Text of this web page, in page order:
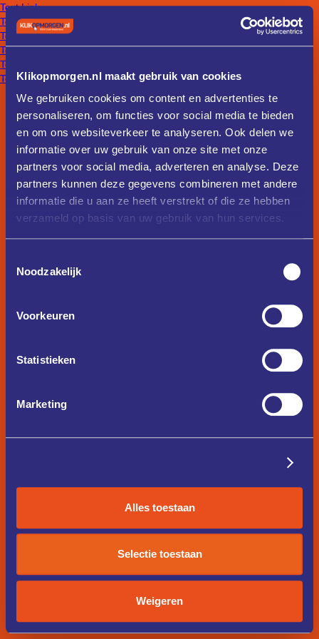
Klikopmorgen.nl maakt gebruik van cookies
We gebruiken cookies om content en advertenties te
personaliseren, om functies voor social media te bieden
en om ons websiteverkeer te analyseren. Ook delen we
informatie over uw gebruik van onze site met onze
partners voor social media, adverteren en analyse. Deze
partners kunnen deze gegevens combineren met andere
informatie die u aan ze heeft verstrekt of die ze hebben
verzameld op basis van uw gebruik van hun services.
Noodzakelijk
Voorkeuren
Statistieken
Marketing
Alles toestaan
Selectie toestaan
Weigeren
Text Link
Text Link
Text Link
Text Link
Text Link
Text Link